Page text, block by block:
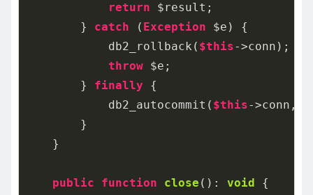
return $result;
        }
catch ( Exception $e) {
            db2_rollback(
$this->conn);
throw $e;
        }
finally {
            db2_autocommit(
$this->conn,
        }
    }
public function close () : void
{